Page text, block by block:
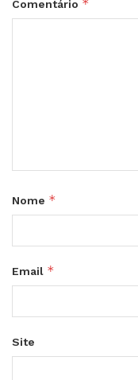
Comentário *
Nome *
Email *
Site